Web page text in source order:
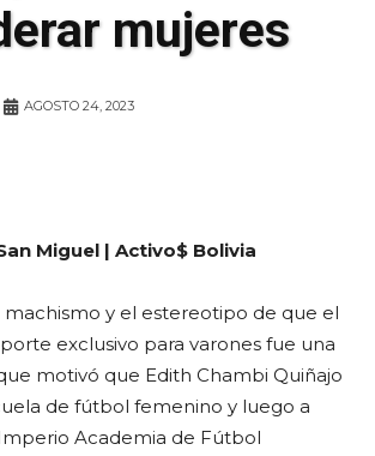
mujeres
AGOSTO 24, 2023
Miguel | Activo$ Bolivia
y el estereotipo de que el
exclusivo para varones fue una
motivó que Edith Chambi Quiñajo
de fútbol femenino y luego a
Academia de Fútbol